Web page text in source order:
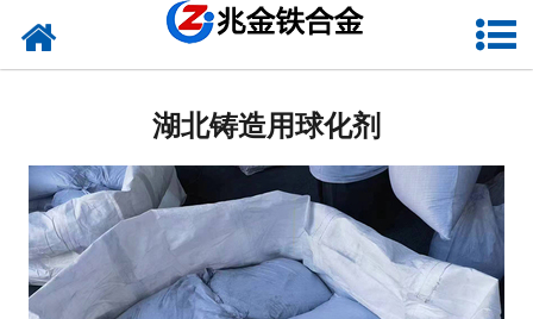
网站首页
湖北金属硅
湖北碳化硅
湖北铸造用球化剂